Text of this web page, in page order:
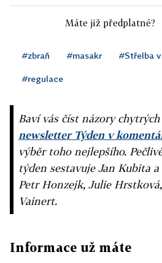
Máte již předplatné?
#zbraň #masakr #Střelba
#regulace
Baví vás číst názory
newsletter Týden v
výběr toho nejlepšího.
týden sestavuje Jan Kubita
Petr Honzejk, Julie
Vainert.
Informace už máte